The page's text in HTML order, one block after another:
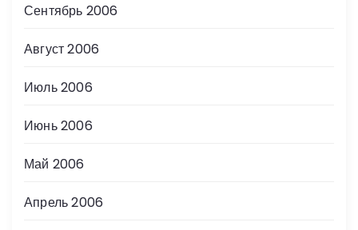
Сентябрь 2006
Август 2006
Июль 2006
Июнь 2006
Май 2006
Апрель 2006